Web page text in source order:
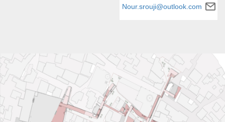
Nour.srouji@outlook.com